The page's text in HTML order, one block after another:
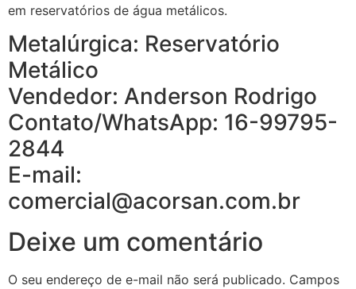
em reservatórios de água metálicos.
Metalúrgica: Reservatório
Metálico
Vendedor: Anderson Rodrigo
Contato/WhatsApp: 16-99795-
2844
E-mail:
comercial@acorsan.com.br
Deixe um comentário
O seu endereço de e-mail não será publicado. Campos